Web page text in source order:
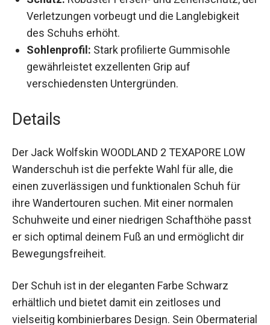
der Verletzungen vorbeugt und die
Langlebigkeit des Schuhs erhöht.
Sohlenprofil:Stark profilierte Gummisohle
gewährleistet exzellenten Grip auf
verschiedensten Untergründen.
Details
Wanderschuh ist die perfekte Wahl für alle, die
einen zuverlässigen und funktionalen Schuh für
ihre Wandertouren suchen. Mit einer normalen
Schuhweite und einer niedrigen Schafthöhe
passt er sich optimal deinem Fuß an und
ermöglicht dir Bewegungsfreiheit.
erhältlich und bietet damit ein zeitloses und
vielseitig kombinierbares Design. Sein